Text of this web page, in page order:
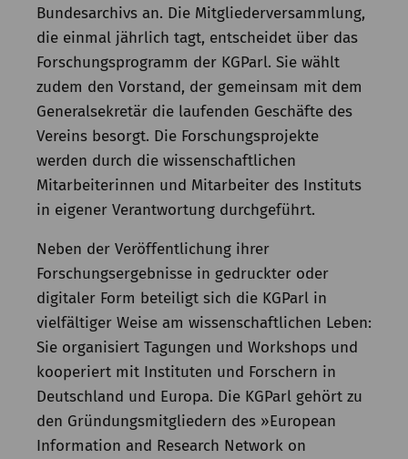
Bundesarchivs an. Die Mitgliederversammlung,
die einmal jährlich tagt, entscheidet über das
Forschungsprogramm der KGParl. Sie wählt
zudem den Vorstand, der gemeinsam mit dem
Generalsekretär die laufenden Geschäfte des
Vereins besorgt. Die Forschungsprojekte
werden durch die wissenschaftlichen
Mitarbeiterinnen und Mitarbeiter des Instituts
in eigener Verantwortung durchgeführt.
Neben der Veröffentlichung ihrer
Forschungsergebnisse in gedruckter oder
digitaler Form beteiligt sich die KGParl in
vielfältiger Weise am wissenschaftlichen Leben:
Sie organisiert Tagungen und Workshops und
kooperiert mit Instituten und Forschern in
Deutschland und Europa. Die KGParl gehört zu
den Gründungsmitgliedern des »European
Information and Research Network on